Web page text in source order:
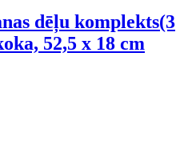
dēļu komplekts(3
52,5 x 18 cm